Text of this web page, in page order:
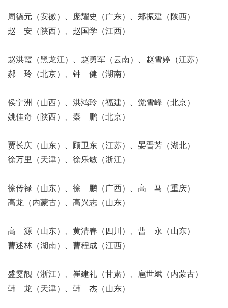
周德元（安徽）、庞耀史（广东）、郑振建（陕西）
赵 安（陕西）、赵国学（江西）
赵洪霞（黑龙江）、赵勇军（云南）、赵雪婷（江苏）
郝 玲（北京）、钟 健（湖南）
侯宁洲（山西）、洪鸿玲（福建）、觉雪峰（北京）
姚佳奇（陕西）、秦 鹏（北京）
贾长庆（山东）、顾卫东（江苏）、晏晋芳（湖北）
徐万里（天津）、徐乐敏（浙江）
徐传禄（山东）、徐 鹏（广西）、高 马（重庆）
高龙（内蒙古）、高兴志（山东）
高 源（山东）、黄清春（四川）、曹 永（山东）
曹述林（湖南）、曹程成（江西）
盛雯靓（浙江）、崔建礼（甘肃）、扈世斌（内蒙古）
韩 龙（天津）、韩 杰（山东）